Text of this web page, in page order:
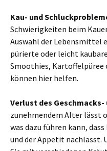
Kau- und
Schwierigkeiten beim
Auswahl der Lebensmittel
pürierte oder leicht
Smoothies, Kartoffelpüree
können hier helfen.
Verlust des Geschmacks-
zunehmendem Alter lässt
was dazu führen kann,
und der Appetit nachlässt.